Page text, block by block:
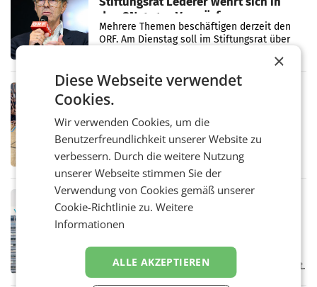
den SN gegen Vorwürfe
Mehrere Themen beschäftigen derzeit den
ORF. Am Dienstag soll im Stiftungsrat über
Direktionen abgestimmt werden.
RETAIL
Bipa unterstützt Bewegte Kids
Sommercamps im Osten Österreichs
Bereits zum zweiten Mal begleitet Bipa das
polysportive Sommersportcamp „Bewegte
Kids“. Während der Campwochen in den
Monaten Juli und August versorgt das
Unternehmen Kinder sowie
RETAIL
voestalpine verzeichnet solides
erstes Quartal und steigert EBITDA
des Geschäftsjahres 2026/27 (1. April bis 30.
Juni 2026) ein solides Ergebnis erwirtschaftet.
Der Umsatz stieg im Vergleich zur
×
Diese Webseite verwendet
Cookies.
Wir verwenden Cookies, um die
Benutzerfreundlichkeit unserer Website zu
verbessern. Durch die weitere Nutzung
unserer Webseite stimmen Sie der
Verwendung von Cookies gemäß unserer
Cookie-Richtlinie zu.Weitere
Informationen
ALLE AKZEPTIEREN